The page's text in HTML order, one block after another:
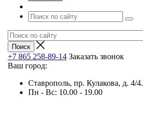
+7 865 258-89-14 Заказать звонок
Ваш город:
Ставрополь, пр. Кулакова, д. 4/4.
Пн - Вс: 10.00 - 19.00